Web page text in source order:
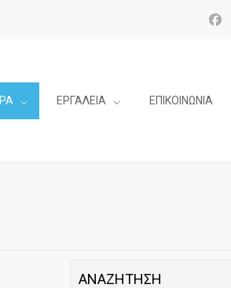
ΕΡΓΑΛΕΙΑ ΕΠΙΚΟΙΝΩΝΙΑ
ΑΝΑΖΗΤΗΣΗ